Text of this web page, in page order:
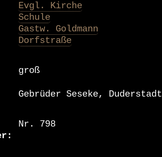
Evgl. Kirche
Schule
Gastw. Goldmann
Dorfstraße
groß
Gebrüder Seseke, Duderstadt
Nr. 798